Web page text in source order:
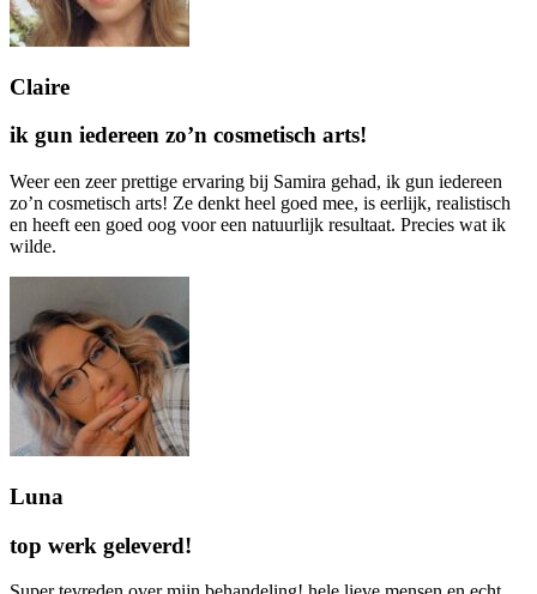
Claire
ik gun iedereen zo’n cosmetisch arts!
Weer een zeer prettige ervaring bij Samira gehad, ik gun iedereen
zo’n cosmetisch arts! Ze denkt heel goed mee, is eerlijk, realistisch
en heeft een goed oog voor een natuurlijk resultaat. Precies wat ik
wilde.
Luna
top werk geleverd!